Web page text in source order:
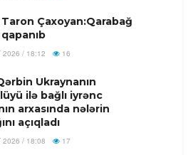
Çaxoyan:Qarabağ
2026 / 18:12 16
Ukraynanın
ilə bağlı iyrənc
arxasında nələrin
açıqladı
2026 / 18:08 17